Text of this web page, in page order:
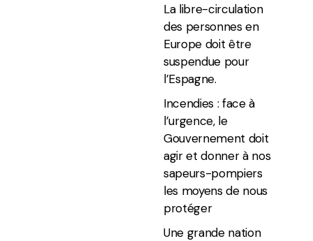
La libre-circulation
des personnes en
Europe doit être
suspendue pour
l’Espagne.
Incendies : face à
l’urgence, le
Gouvernement doit
agir et donner à nos
sapeurs-pompiers
les moyens de nous
protéger
Une grande nation